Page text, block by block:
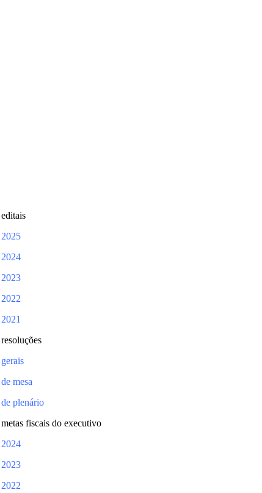
editais
2025
2024
2023
2022
2021
resoluções
gerais
de mesa
de plenário
metas fiscais do executivo
2024
2023
2022